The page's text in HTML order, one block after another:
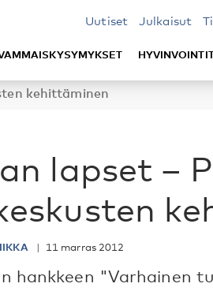
Uutiset Julkaisut
kehittäminen
lapset –
11 marras 2012
hankkeen "Varhainen